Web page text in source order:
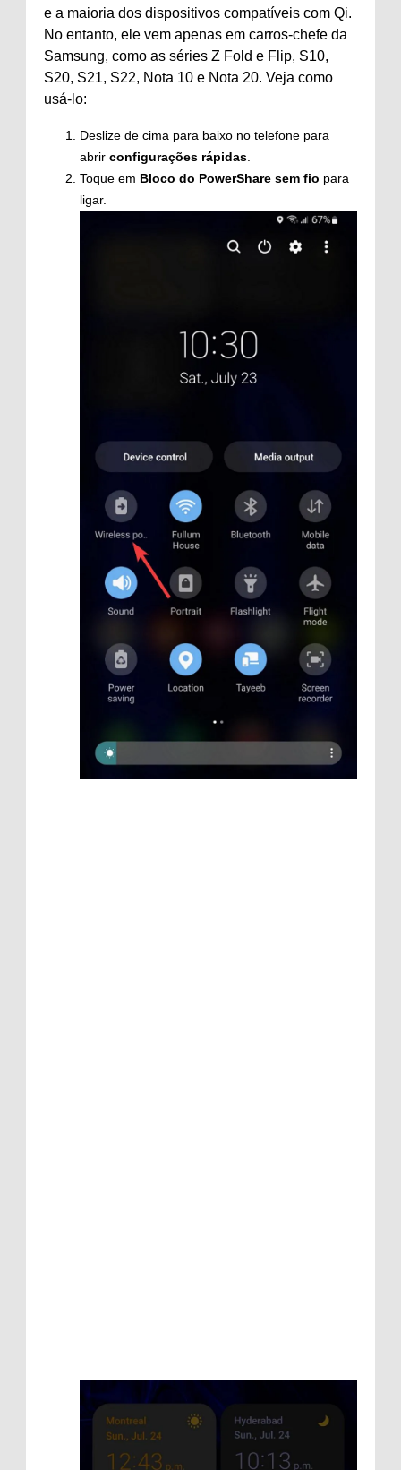
e a maioria dos dispositivos compatíveis com Qi.
No entanto, ele vem apenas em carros-chefe da
Samsung, como as séries Z Fold e Flip, S10,
S20, S21, S22, Nota 10 e Nota 20. Veja como
usá-lo:
Deslize de cima para baixo no telefone para
abrir configurações rápidas
Toque em Bloco do PowerShare sem fio para
ligar.